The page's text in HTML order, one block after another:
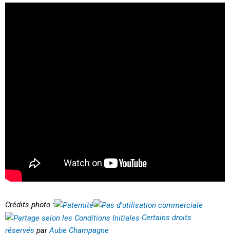
Crédits photo :
Certains droits
réservés parAube Champagne